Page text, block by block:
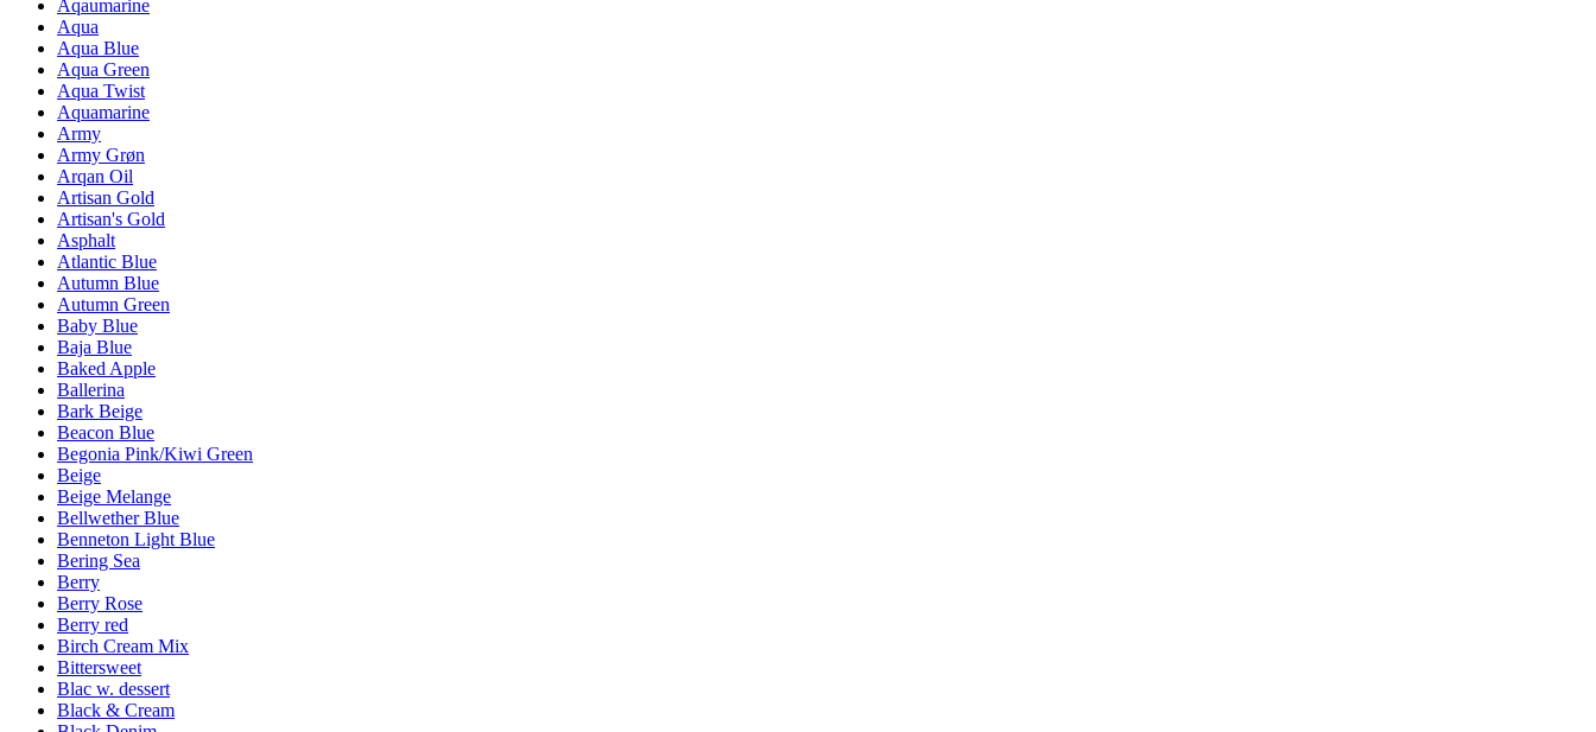
Aqaumarine
Aqua
Aqua Blue
Aqua Green
Aqua Twist
Aquamarine
Army
Army Grøn
Arqan Oil
Artisan Gold
Artisan's Gold
Asphalt
Atlantic Blue
Autumn Blue
Autumn Green
Baby Blue
Baja Blue
Baked Apple
Ballerina
Bark Beige
Beacon Blue
Begonia Pink/Kiwi Green
Beige
Beige Melange
Bellwether Blue
Benneton Light Blue
Bering Sea
Berry
Berry Rose
Berry red
Birch Cream Mix
Bittersweet
Blac w. dessert
Black & Cream